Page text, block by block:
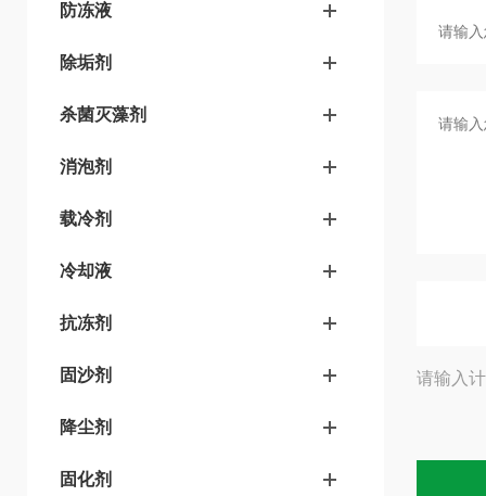
防冻液
除垢剂
杀菌灭藻剂
消泡剂
载冷剂
冷却液
抗冻剂
固沙剂
降尘剂
固化剂
请输入